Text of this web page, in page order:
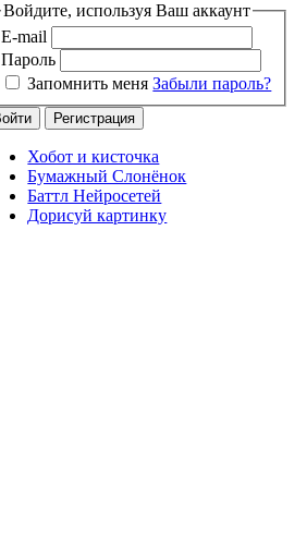
Войдите, используя Ваш аккаунт
E-mail
Пароль
Запомнить меня Забыли пароль?
Хобот и кисточка
Бумажный Слонёнок
Баттл Нейросетей
Дорисуй картинку